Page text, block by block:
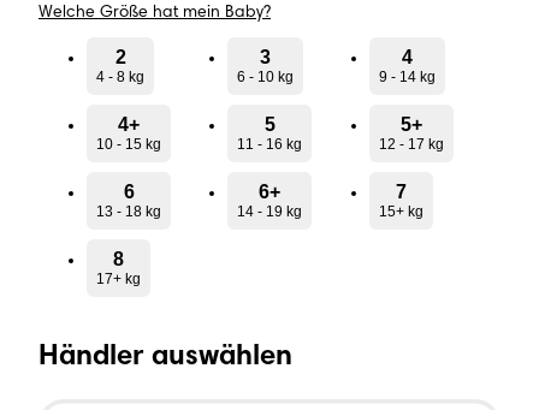
Welche Größe hat mein Baby?
2
4 - 8 kg
3
6 - 10 kg
4
9 - 14 kg
4+
10 - 15 kg
5
11 - 16 kg
5+
12 - 17 kg
6
13 - 18 kg
6+
14 - 19 kg
7
15+ kg
8
17+ kg
Händler auswählen